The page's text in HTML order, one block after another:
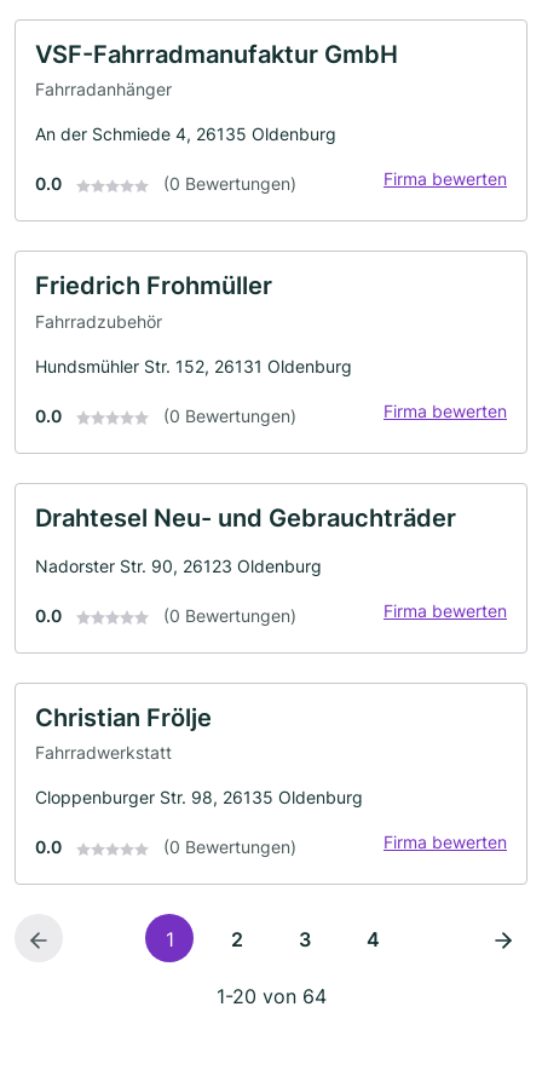
VSF-Fahrradmanufaktur GmbH
Fahrradanhänger
An der Schmiede 4, 26135 Oldenburg
0.0 (0 Bewertungen) Firma bewerten
Friedrich Frohmüller
Fahrradzubehör
Hundsmühler Str. 152, 26131 Oldenburg
0.0 (0 Bewertungen) Firma bewerten
Drahtesel Neu- und Gebrauchträder
Nadorster Str. 90, 26123 Oldenburg
0.0 (0 Bewertungen) Firma bewerten
Christian Frölje
Fahrradwerkstatt
Cloppenburger Str. 98, 26135 Oldenburg
0.0 (0 Bewertungen) Firma bewerten
1 2 3 4
1-20 von 64